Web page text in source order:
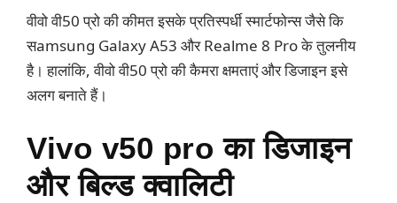
वीवो वी50 प्रो की कीमत इसके प्रतिस्पर्धी स्मार्टफोन्स जैसे कि
सamsung Galaxy A53 और Realme 8 Pro के तुलनीय
है। हालांकि, वीवो वी50 प्रो की कैमरा क्षमताएं और डिजाइन इसे
अलग बनाते हैं।
Vivo v50 pro का डिजाइन
और बिल्ड क्वालिटी